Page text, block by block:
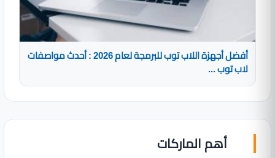
أفضل أجهزة اللاب توب للبرمجة لعام 2026 : أحدث مواصفات
لاب توب ...
أهم الماركات